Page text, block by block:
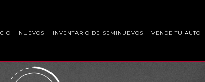
NUEVOS INVENTARIO DE SEMINUEVOS VENDE TU AUTO